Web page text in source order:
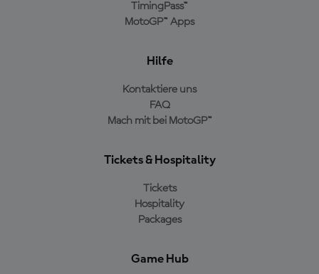
TimingPass™
MotoGP™ Apps
Hilfe
Kontaktiere uns
FAQ
Mach mit bei MotoGP™
Tickets & Hospitality
Tickets
Hospitality
Packages
Game Hub